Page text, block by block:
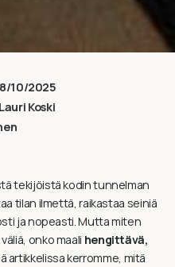
10/2025
Lauri Koski
tekijöistä kodin tunnelman
tilan ilmettä, raikastaa seiniä
ja nopeasti. Mutta miten
onko maali hengittävä,
artikkelissa kerromme, mitä